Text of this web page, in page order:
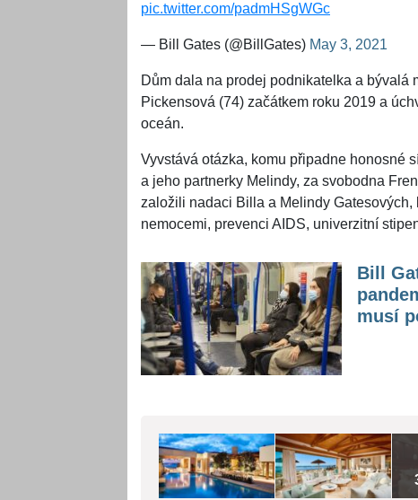
pic.twitter.com/padmHSgWGc
— Bill Gates (@BillGates) May 3, 2021
Dům dala na prodej podnikatelka a bývalá
Pickensová (74) začátkem roku 2019 a
oceán.
Vyvstává otázka, komu připadne honosné
a jeho partnerky Melindy, za svobodna
založili nadaci Billa a Melindy
nemocemi, prevenci AIDS, univerzitní
Bill
musí